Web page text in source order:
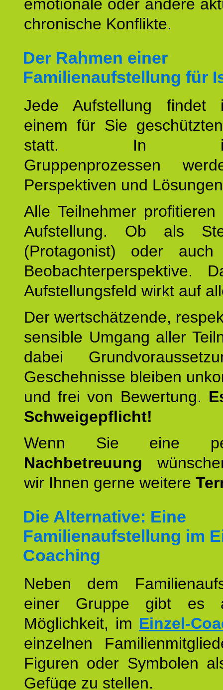
emotionale oder andere
chronische Konflikte.
Der Rahmen einer
Familienaufstellung für
Jede Aufstellung findet
einem für Sie
statt. In
Gruppenprozessen
Perspektiven und
Alle Teilnehmer
Aufstellung. Ob als
(Protagonist) oder
Beobachterperspektive.
Aufstellungsfeld wirkt auf
Der wertschätzende,
sensible Umgang aller
dabei
Geschehnisse bleiben
und frei von Bewertung.
Schweigepflicht!
Wenn Sie eine
Nachbetreuung
wir Ihnen gerne weitere
Die Alternative: Eine
Familienaufstellung im
Coaching
Neben dem
einer Gruppe gibt es
Möglichkeit, im Einzel-
einzelnen
Figuren oder Symbolen
Gefüge zu stellen.